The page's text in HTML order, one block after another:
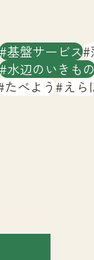
基盤サービス
水辺のいきも
たべよう えら